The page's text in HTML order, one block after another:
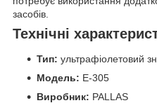
засобів.
Технічні
Тип: ультрафіолетовий
Модель: E-305
Виробник: PALLAS